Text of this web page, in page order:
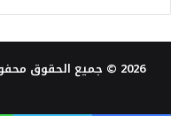
2026 © جميع الحقوق محفوظة. تصميم و تطوير الموقع من قبل: